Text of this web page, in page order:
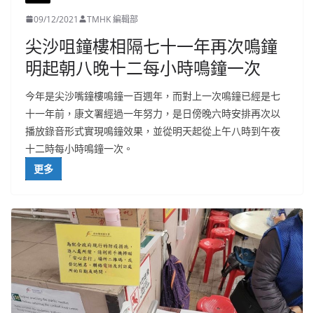
09/12/2021 TMHK 編輯部
尖沙咀鐘樓相隔七十一年再次鳴鐘
明起朝八晚十二每小時鳴鐘一次
今年是尖沙嘴鐘樓鳴鐘一百週年，而對上一次鳴鐘已經是七
十一年前，康文署經過一年努力，是日傍晚六時安排再次以
播放錄音形式實現鳴鐘效果，並從明天起從上午八時到午夜
十二時每小時鳴鐘一次。
更多